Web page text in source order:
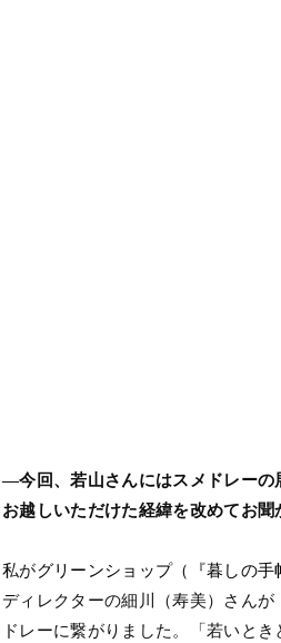
―今回、若山さんにはスメドレーの
お越しいただけた経緯を改めてお聞
私がグリーンショップ（『暮しの
ディレクターの細川（寿美）さん
ドレーに繋がりました。「若いと